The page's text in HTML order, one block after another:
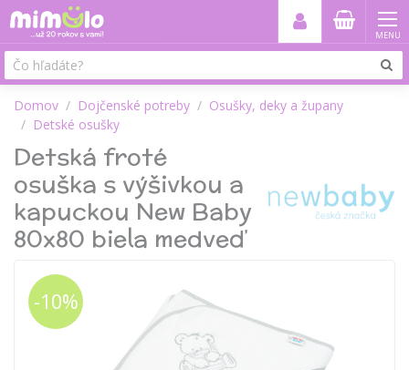
MENU
Domov Dojčenské potreby
Osušky, deky a župany
Detské osušky
Detská froté
osuška s výšivkou a
kapuckou New Baby
80x80 biela medveď
-10%